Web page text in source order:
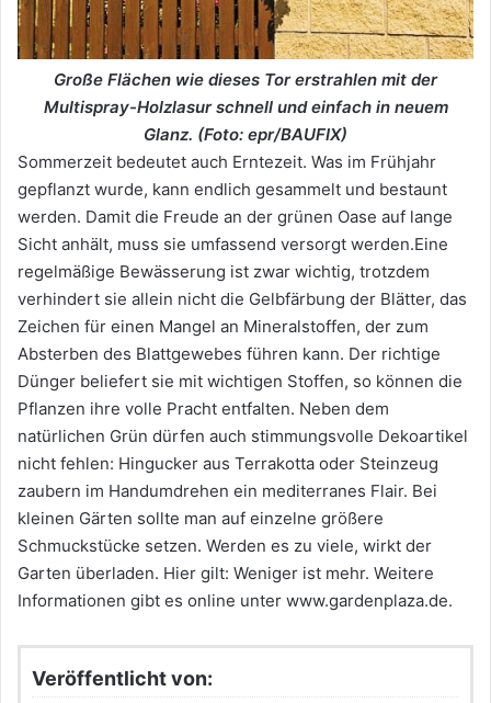
Große Flächen wie dieses Tor erstrahlen mit der
Multispray-Holzlasur schnell und einfach in neuem
Glanz. (Foto: epr/BAUFIX)
Sommerzeit bedeutet auch Erntezeit. Was im Frühjahr
gepflanzt wurde, kann endlich gesammelt und bestaunt
werden. Damit die Freude an der grünen Oase auf lange
Sicht anhält, muss sie umfassend versorgt werden.Eine
regelmäßige Bewässerung ist zwar wichtig, trotzdem
verhindert sie allein nicht die Gelbfärbung der Blätter, das
Zeichen für einen Mangel an Mineralstoffen, der zum
Absterben des Blattgewebes führen kann. Der richtige
Dünger beliefert sie mit wichtigen Stoffen, so können die
Pflanzen ihre volle Pracht entfalten. Neben dem
natürlichen Grün dürfen auch stimmungsvolle Dekoartikel
nicht fehlen: Hingucker aus Terrakotta oder Steinzeug
zaubern im Handumdrehen ein mediterranes Flair. Bei
kleinen Gärten sollte man auf einzelne größere
Schmuckstücke setzen. Werden es zu viele, wirkt der
Garten überladen. Hier gilt: Weniger ist mehr. Weitere
Informationen gibt es online unter www.gardenplaza.de.
Veröffentlicht von: